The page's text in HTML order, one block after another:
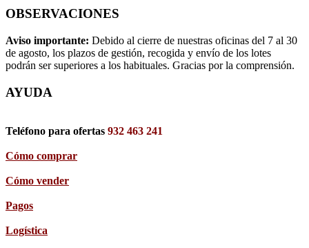
OBSERVACIONES
Aviso importante: Debido al cierre de nuestras oficinas del 7 al 30
de agosto, los plazos de gestión, recogida y envío de los lotes
podrán ser superiores a los habituales. Gracias por la comprensión.
AYUDA
Teléfono para ofertas 932 463 241
Cómo comprar
Cómo vender
Pagos
Logística